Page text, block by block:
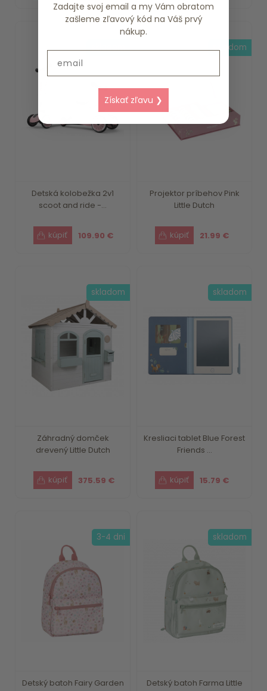
Detská kolobežka 2v1
scoot and ride -...
109.90 €
skladom
Projektor príbehov Pink
Little Dutch
21.99 €
skladom
Záhradný domček
drevený Little Dutch
375.59 €
skladom
Kresliaci tablet Blue Forest
Friends ...
15.79 €
skladom
Detský batoh Fairy Garden
3-4 dni
Detský batoh Farma Little
skladom
Zadajte svoj email a my Vám obratom
zašleme zľavový kód na Váš prvý
nákup.
Získať zľavu ❯